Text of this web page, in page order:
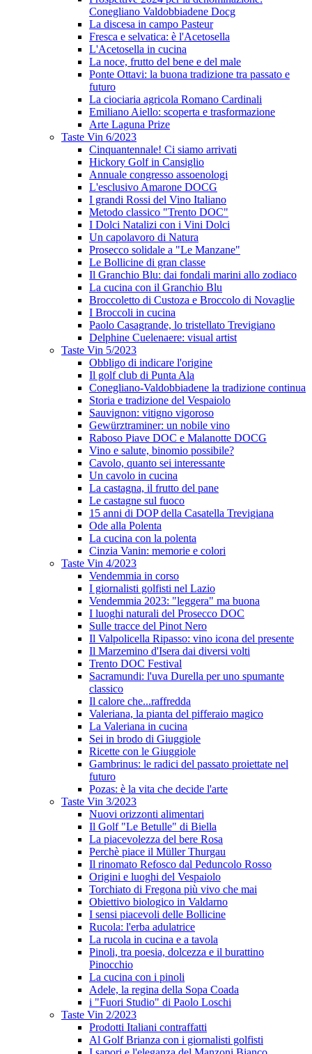
Conegliano Valdobbiadene Docg
La discesa in campo Pasteur
Fresca e selvatica: è l'Acetosella
L'Acetosella in cucina
La noce, frutto del bene e del male
Ponte Ottavi: la buona tradizione tra passato e
futuro
La ciociaria agricola Romano Cardinali
Emiliano Aiello: scoperta e trasformazione
Arte Laguna Prize
Taste Vin 6/2023
Cinquantennale! Ci siamo arrivati
Hickory Golf in Cansiglio
Annuale congresso assoenologi
L'esclusivo Amarone DOCG
I grandi Rossi del Vino Italiano
Metodo classico "Trento DOC"
I Dolci Natalizi con i Vini Dolci
Un capolavoro di Natura
Prosecco solidale a "Le Manzane"
Le Bollicine di gran classe
Il Granchio Blu: dai fondali marini allo zodiaco
La cucina con il Granchio Blu
Broccoletto di Custoza e Broccolo di Novaglie
I Broccoli in cucina
Paolo Casagrande, lo tristellato Trevigiano
Delphine Cuelenaere: visual artist
Taste Vin 5/2023
Obbligo di indicare l'origine
Il golf club di Punta Ala
Conegliano-Valdobbiadene la tradizione continua
Storia e tradizione del Vespaiolo
Sauvignon: vitigno vigoroso
Gewürztraminer: un nobile vino
Raboso Piave DOC e Malanotte DOCG
Vino e salute, binomio possibile?
Cavolo, quanto sei interessante
Un cavolo in cucina
La castagna, il frutto del pane
Le castagne sul fuoco
15 anni di DOP della Casatella Trevigiana
Ode alla Polenta
La cucina con la polenta
Cinzia Vanin: memorie e colori
Taste Vin 4/2023
Vendemmia in corso
I giornalisti golfisti nel Lazio
Vendemmia 2023: "leggera" ma buona
I luoghi naturali del Prosecco DOC
Sulle tracce del Pinot Nero
Il Valpolicella Ripasso: vino icona del presente
Il Marzemino d'Isera dai diversi volti
Trento DOC Festival
Sacramundi: l'uva Durella per uno spumante
classico
Il calore che...raffredda
Valeriana, la pianta del pifferaio magico
La Valeriana in cucina
Sei in brodo di Giuggiole
Ricette con le Giuggiole
Gambrinus: le radici del passato proiettate nel
futuro
Pozas: è la vita che decide l'arte
Taste Vin 3/2023
Nuovi orizzonti alimentari
Il Golf "Le Betulle" di Biella
La piacevolezza del bere Rosa
Perchè piace il Müller Thurgau
Il rinomato Refosco dal Peduncolo Rosso
Origini e luoghi del Vespaiolo
Torchiato di Fregona più vivo che mai
Obiettivo biologico in Valdarno
I sensi piacevoli delle Bollicine
Rucola: l'erba adulatrice
La rucola in cucina e a tavola
Pinoli, tra poesia, dolcezza e il burattino
Pinocchio
La cucina con i pinoli
Adele, la regina della Sopa Coada
i "Fuori Studio" di Paolo Loschi
Taste Vin 2/2023
Prodotti Italiani contraffatti
Al Golf Brianza con i giornalisti golfisti